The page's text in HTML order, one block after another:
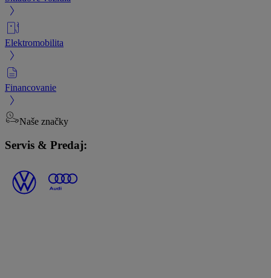
Elektromobilita
Financovanie
Naše značky
Servis & Predaj: